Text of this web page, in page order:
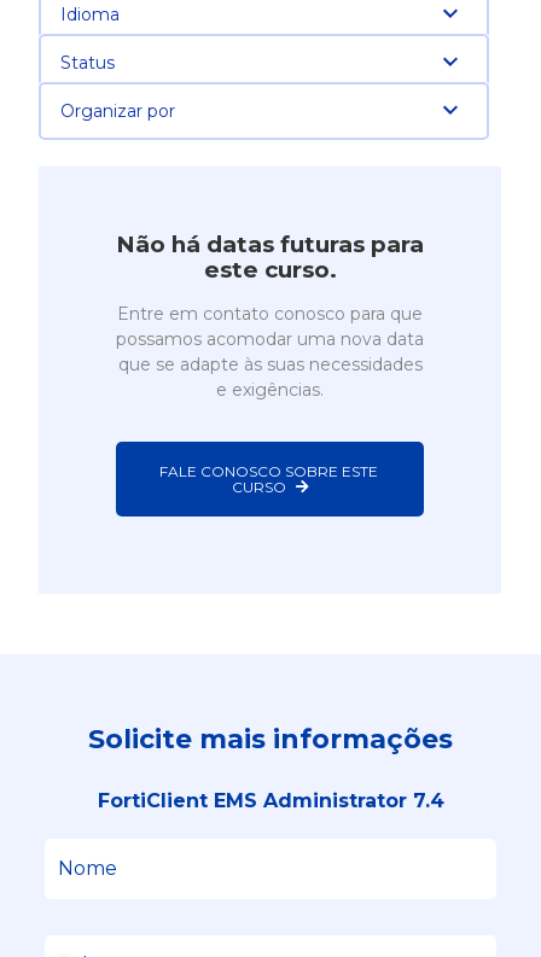
Idioma
Status
Organizar por
Não há datas futuras para
este curso.
Entre em contato conosco para que
possamos acomodar uma nova data
que se adapte às suas necessidades
e exigências.
FALE CONOSCO SOBRE ESTE
CURSO
Solicite mais informações
FortiClient EMS Administrator 7.4